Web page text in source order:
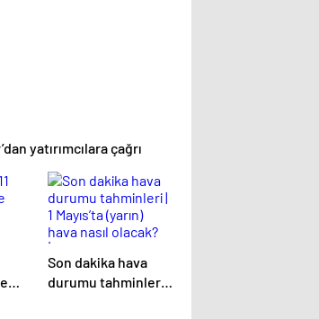
yatırımcılara çağrı
Son dakika hava
durumu tahminleri |